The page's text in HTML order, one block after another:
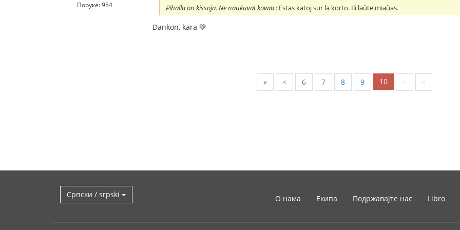
Поруке: 954
Pihalla on kissoja. Ne naukuvat kovaa : Estas katoj sur la korto. Ili laŭte miaŭas.
Dankon, kara 💚
« < 6 7 8 9 10 > »
Српски / srpski О нама Екипа Подржавајте нас Libro